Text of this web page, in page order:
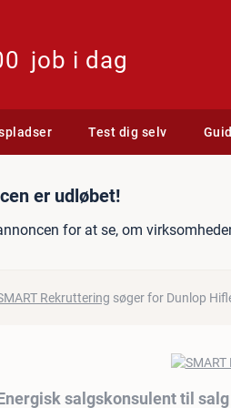
job i dag
Test dig selv
Energisk
er udløbet!
for at se, om
Rekruttering søger for Dunlop
salgskonsulent til